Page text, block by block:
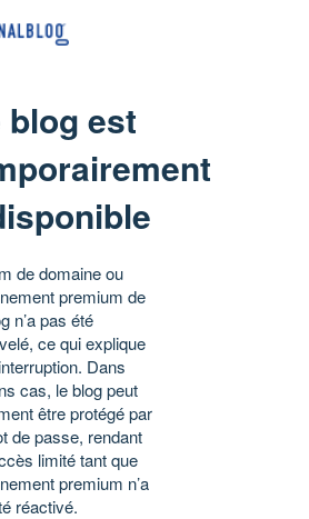
blog est
de domaine ou
premium de
n’a pas été
ce qui explique
Dans
cas, le blog peut
être protégé par
de passe, rendant
limité tant que
premium n’a
réactivé.